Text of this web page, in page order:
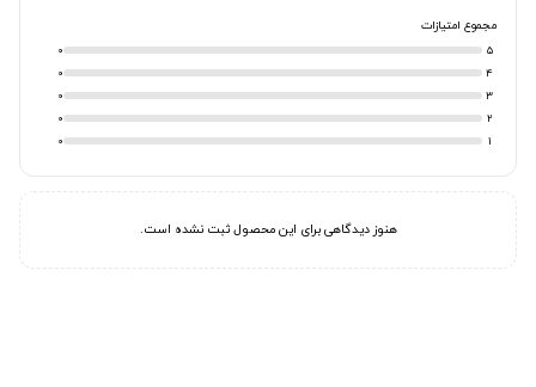
مجموع امتیازات
5
0
4
0
3
0
2
0
1
0
هنوز دیدگاهی برای این محصول ثبت نشده است.